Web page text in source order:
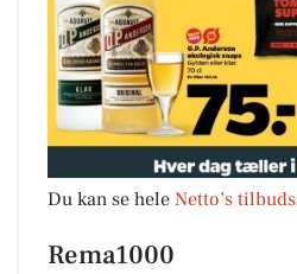
Du kan se hele Netto’s
Rema1000